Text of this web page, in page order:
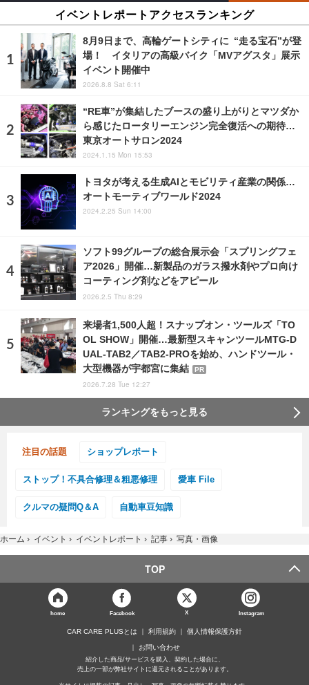
イベントレポートアクセスランキング
8月9日まで、高輪ゲートシティに “走る宝石”が登
場！ イタリアの高級バイク「MVアグスタ」展示
イベント開催中
2026.8.8 Sat 6:11
“RE車”が集結したブースの盛り上がりとマツダか
ら感じたロータリーエンジン完全復活への期待…
東京オートサロン2024
2024.1.15 Mon 15:53
トヨタが考える生成AIとモビリティ産業の関係…
オートモーティブワールド2024
2024.2.25 Sun 14:00
ソフト99グループの総合展示会「スプリングフェ
ア2026」開催…新製品のガラス撥水剤やプロ向け
コーティング剤などをアピール
2026.2.5 Thu 8:29
来場者1,500人超！スナップオン・ツールズ「TO
OL SHOW」開催…最新型スキャンツールMTG-D
UAL-TAB2／TAB2-PROを始め、ハンドツール・
大型機器が宇都宮に集結
PR
2026.7.28 Tue 12:27
ランキングをもっと見る
注目の話題 ショップレポート
ストップ！不具合修理＆粗悪修理 愛車 File
クルマの疑問Q＆A 自動車豆知識
ホーム › イベント › イベントレポート › 記事 › 写真・画像
TOP
home Facebook X Instagram
CAR CARE PLUSとは 利用規約 個人情報保護方針
お問い合わせ
紹介した商品/サービスを購入、契約した場合に、
売上の一部が弊社サイトに還元されることがあります。